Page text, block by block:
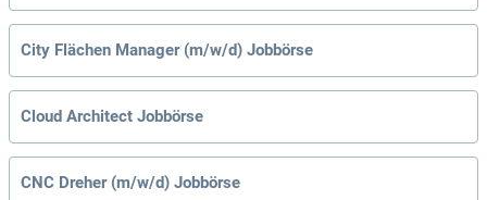
City Flächen Manager (m/w/d) Jobbörse
Cloud Architect Jobbörse
CNC Dreher (m/w/d) Jobbörse